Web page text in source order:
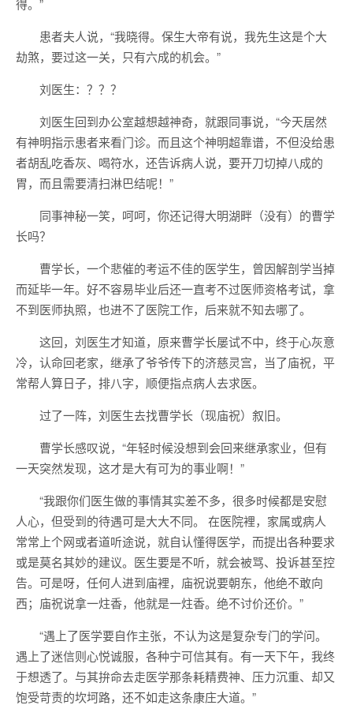
得。”
患者夫人说，“我晓得。保生大帝有说，我先生这是个大
劫煞，要过这一关，只有六成的机会。”
刘医生：？？？
刘医生回到办公室越想越神奇，就跟同事说，“今天居然
有神明指示患者来看门诊。而且这个神明超靠谱，不但没给患
者胡乱吃香灰、喝符水，还告诉病人说，要开刀切掉八成的
胃，而且需要清扫淋巴结呢！”
同事神秘一笑，呵呵，你还记得大明湖畔（没有）的曹学
长吗？
曹学长，一个悲催的考运不佳的医学生，曾因解剖学当掉
而延毕一年。好不容易毕业后还一直考不过医师资格考试，拿
不到医师执照，也进不了医院工作，后来就不知去哪了。
这回，刘医生才知道，原来曹学长屡试不中，终于心灰意
冷，认命回老家，继承了爷爷传下的济慈灵宫，当了庙祝，平
常帮人算日子，排八字，顺便指点病人去求医。
过了一阵，刘医生去找曹学长（现庙祝）叙旧。
曹学长感叹说，“年轻时候没想到会回来继承家业，但有
一天突然发现，这才是大有可为的事业啊！”
“我跟你们医生做的事情其实差不多，很多时候都是安慰
人心，但受到的待遇可是大大不同。 在医院裡，家属或病人
常常上个网或者道听途说，就自认懂得医学，而提出各种要求
或是莫名其妙的建议。医生要是不听，就会被骂、投诉甚至控
告。可是呀，任何人进到庙裡，庙祝说要朝东，他绝不敢向
西；庙祝说拿一炷香，他就是一炷香。绝不讨价还价。”
“遇上了医学要自作主张，不认为这是复杂专门的学问。
遇上了迷信则心悦诚服，各种宁可信其有。有一天下午，我终
于想透了。与其拚命去走医学那条耗精费神、压力沉重、却又
饱受苛责的坎坷路，还不如走这条康庄大道。”